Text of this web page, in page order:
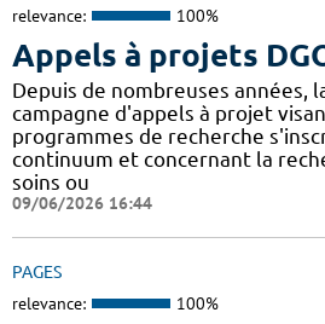
relevance: 100%
Appels à projets
Depuis de nombreuses années,
campagne d'appels à projet
programmes de recherche
continuum et concernant la
soins ou
09/06/2026 16:44
PAGES
relevance: 100%